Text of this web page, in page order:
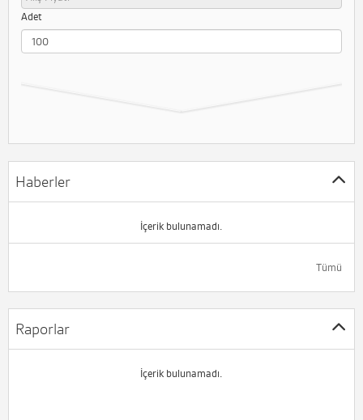
Adet
Haberler
İçerik bulunamadı.
Tümü
Raporlar
İçerik bulunamadı.